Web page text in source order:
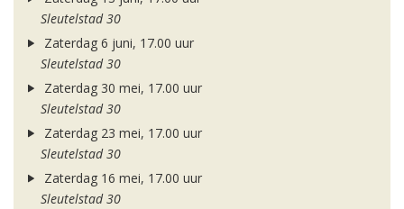
Sleutelstad 30
Zaterdag 6 juni, 17.00 uur
Sleutelstad 30
Zaterdag 30 mei, 17.00 uur
Sleutelstad 30
Zaterdag 23 mei, 17.00 uur
Sleutelstad 30
Zaterdag 16 mei, 17.00 uur
Sleutelstad 30